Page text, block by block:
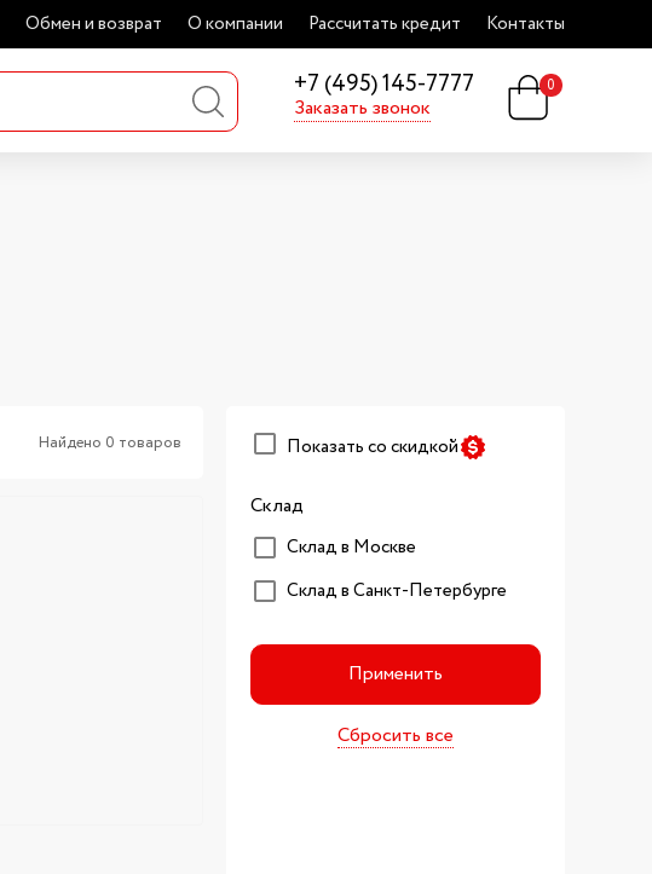
Обмен и возврат О компании Рассчитать кредит Контакты
+7 (495) 145-7777
Заказать звонок
0
Найдено 0 товаров Показать со скидкой
Склад
Склад в Москве
Склад в Санкт-Петербурге
Применить
Сбросить все